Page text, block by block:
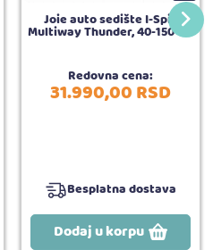
Joie auto sedište I-Spin
Multiway Thunder, 40-150 cm
Redovna cena:
31.990,00RSD
Besplatna dostava
Dodaj u korpu